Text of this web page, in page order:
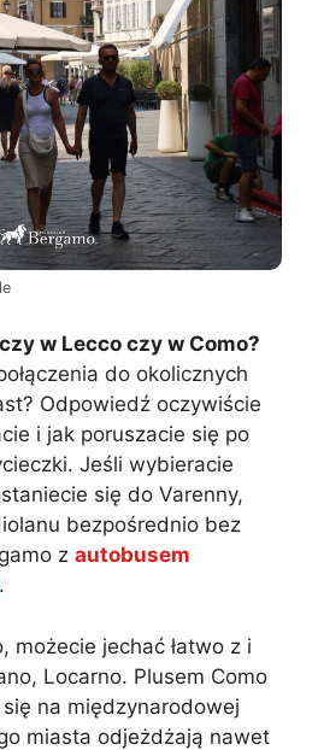
w Lecco czy w Como?
do okolicznych
Odpowiedź oczywiście
i jak poruszacie się po
Jeśli wybieracie
się do Varenny,
bezpośrednio bez
z autobusem
.
możecie jechać łatwo z i
Locarno. Plusem Como
na międzynarodowej
miasta odjeżdżają nawet